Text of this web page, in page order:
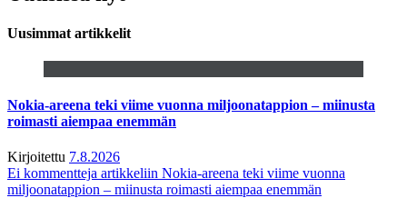
Uusimmat artikkelit
Nokia-areena teki viime vuonna miljoonatappion – miinusta
roimasti aiempaa enemmän
Kirjoitettu 7.8.2026
Ei kommentteja artikkeliin Nokia-areena teki viime vuonna
miljoonatappion – miinusta roimasti aiempaa enemmän